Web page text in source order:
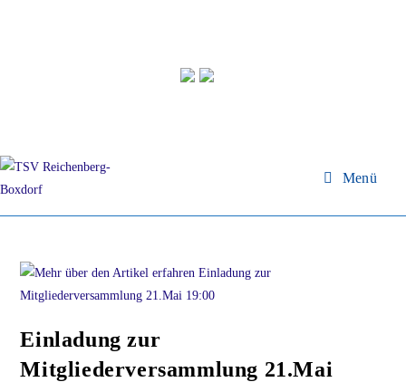
Menü
Einladung zur
Mitgliederversammlung 21.Mai